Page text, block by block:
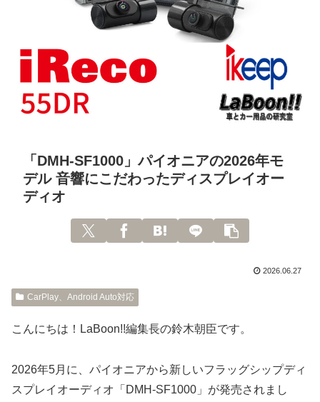
「DMH-SF1000」パイオニアの2026年モ
デル 音響にこだわったディスプレイオー
ディオ
2026.06.27
CarPlay、Android Auto対応
こんにちは！LaBoon!!編集長の鈴木朝臣です。
2026年5月に、パイオニアから新しいフラッグシップディ
スプレイオーディオ「DMH-SF1000」が発売されまし